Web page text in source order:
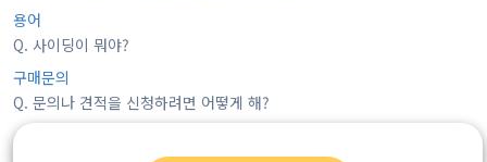
용어
Q. 사이딩이 뭐야?
구매문의
Q. 문의나 견적을 신청하려면 어떻게 해?